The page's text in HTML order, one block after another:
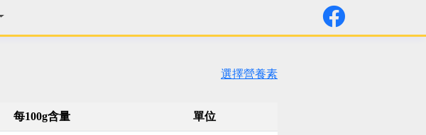
選擇營養素
每100g含量 單位